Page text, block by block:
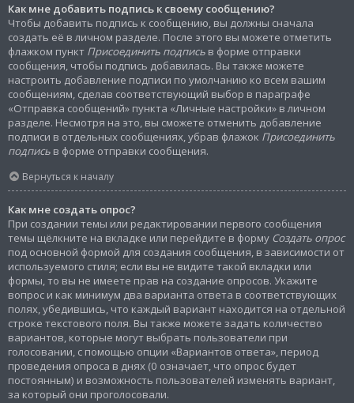
Как мне добавить подпись к своему сообщению?
Чтобы добавить подпись к сообщению, вы должны сначала
создать её в личном разделе. После этого вы можете отметить
флажком пункт Присоединить подпись в форме отправки
сообщения, чтобы подпись добавилась. Вы также можете
настроить добавление подписи по умолчанию ко всем вашим
сообщениям, сделав соответствующий выбор в параграфе
«Отправка сообщений» пункта «Личные настройки» в личном
разделе. Несмотря на это, вы сможете отменить добавление
подписи в отдельных сообщениях, убрав флажок Присоединить
подпись в форме отправки сообщения.
Вернуться к началу
Как мне создать опрос?
При создании темы или редактировании первого сообщения
темы щёлкните на вкладке или перейдите в форму Создать опрос
под основной формой для создания сообщения, в зависимости от
используемого стиля; если вы не видите такой вкладки или
формы, то вы не имеете прав на создание опросов. Укажите
вопрос и как минимум два варианта ответа в соответствующих
полях, убедившись, что каждый вариант находится на отдельной
строке текстового поля. Вы также можете задать количество
вариантов, которые могут выбрать пользователи при
голосовании, с помощью опции «Вариантов ответа», период
проведения опроса в днях (0 означает, что опрос будет
постоянным) и возможность пользователей изменять вариант,
за который они проголосовали.